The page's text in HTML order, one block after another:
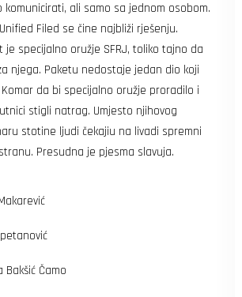
komunicirati, ali samo sa jednom osobom.
Filed se čine najbliži rješenju.
je specijalno oružje SFRJ, toliko tajno da
njega. Paketu nedostaje jedan dio koji
da bi specijalno oružje proradilo i
stigli natrag. Umjesto njihovog
stotine ljudi čekajiu na livadi spremni
Presudna je pjesma slavuja.
Bakšić Čamo